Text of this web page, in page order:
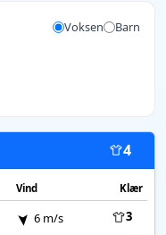
Voksen Barn
4
Vind Klær
6 m/s 3